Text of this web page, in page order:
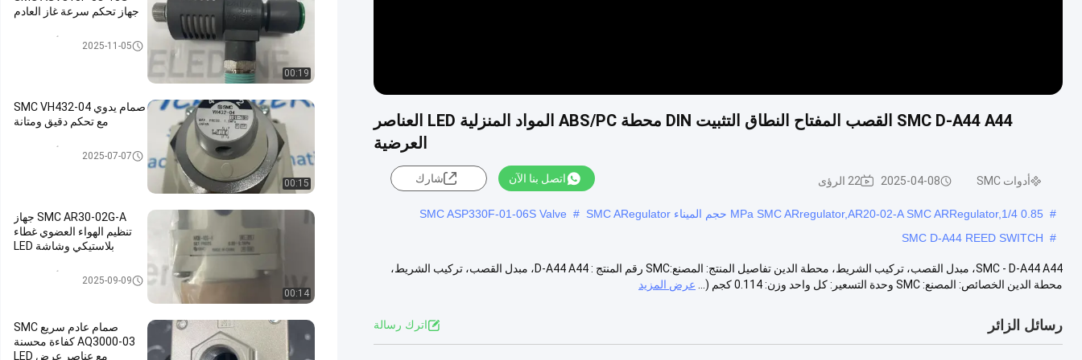
SMC D-A44 A44 القصب المفتاح النطاق التثبيت DIN محطة ABS/PC المواد المنزلية LED العناصر
العرضية
أدوات SMC 2025-04-08 22 الرؤى اتصل بنا الآن شارك
# 0.85 MPa SMC ARregulator,AR20-02-A SMC ARRegulator,1/4 حجم الميناء SMC ARegulator #
SMC ASP330F-01-06S Valve
#
SMC D-A44 REED SWITCH
SMC - D-A44 A44، مبدل القصب، تركيب الشريط، محطة الدين تفاصيل المنتج: المصنع:SMC رقم المنتج : D-A44 A44، مبدل القصب، تركيب الشريط،
محطة الدين الخصائص: المصنع: SMC وحدة التسعير: كل واحد وزن: 0.114 كجم (...
عرض المزيد
رسائل الزائر اترك رسالة
00:19
جهاز تحكم سرعة غاز العادم
2025-11-05
00:15
صمام يدوي SMC VH432-04
مع تحكم دقيق ومتانة
2025-07-07
00:14
SMC AR30-02G-A جهاز
تنظيم الهواء العضوي غطاء
بلاستيكي وشاشة LED
2025-09-09
صمام عادم سريع SMC
AQ3000-03 كفاءة محسنة
مع عناصر عرض LED